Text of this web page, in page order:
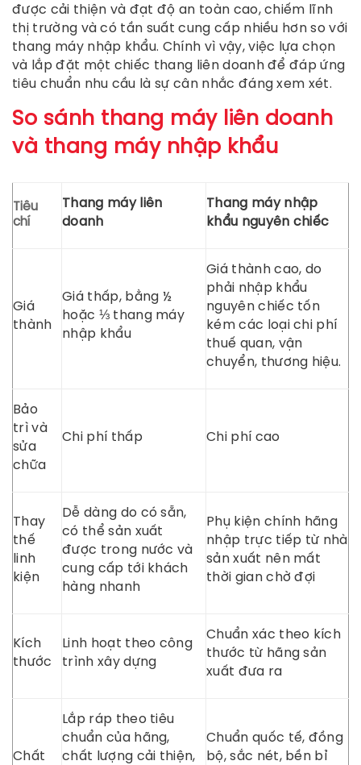
được cải thiện và đạt độ an toàn cao, chiếm lĩnh
thị trường và có tần suất cung cấp nhiều hơn so với
thang máy nhập khẩu. Chính vì vậy, việc lựa chọn
và lắp đặt một chiếc thang liên doanh để đáp ứng
tiêu chuẩn nhu cầu là sự cân nhắc đáng xem xét.
So sánh thang máy liên doanh
và thang máy nhập khẩu
Tiêu
chí
Thang máy liên
doanh
Thang máy nhập
khẩu nguyên chiếc
Giá
thành
Giá thấp, bằng ½
hoặc ⅓ thang máy
nhập khẩu
Giá thành cao, do
phải nhập khẩu
nguyên chiếc tốn
kém các loại chi phí
thuế quan, vận
chuyển, thương hiệu.
Bảo
trì và
sửa
chữa
Chi phí thấp Chi phí cao
Thay
thế
linh
kiện
Dễ dàng do có sẵn,
có thể sản xuất
được trong nước và
cung cấp tới khách
hàng nhanh
Phụ kiện chính hãng
nhập trực tiếp từ nhà
sản xuất nên mất
thời gian chờ đợi
Kích
thước
Linh hoạt theo công
trình xây dựng
Chuẩn xác theo kích
thước từ hãng sản
xuất đưa ra
Chất
Lắp ráp theo tiêu
chuẩn của hãng,
chất lượng cải thiện,
Chuẩn quốc tế, đồng
bộ, sắc nét, bền bỉ